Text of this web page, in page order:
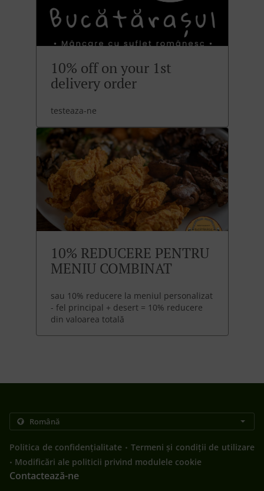
10% off on your 1st
delivery order
testeaza-ne
10% REDUCERE PENTRU
MENIU COMBINAT
sau 10% reducere la meniul personalizat
- fel principal + desert = 10% reducere
din valoarea totală
Politica de confidențialitate . Termeni și condiții de utilizare
. Modificări ale politicii privind modulele cookie
Contactează-ne